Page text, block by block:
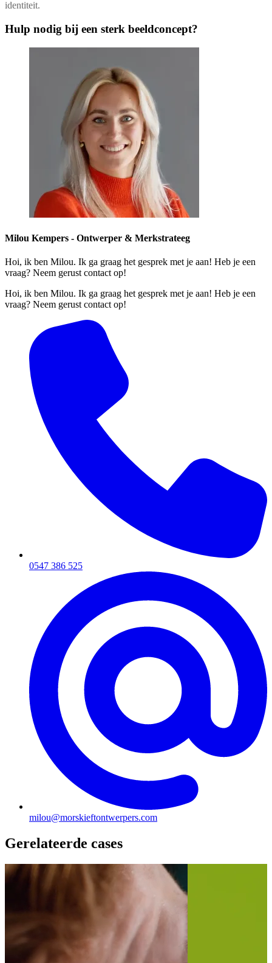
identiteit.
Hulp nodig bij een sterk beeldconcept?
Milou Kempers - Ontwerper & Merkstrateeg
Hoi, ik ben Milou. Ik ga graag het gesprek met je aan! Heb je een
vraag? Neem gerust contact op!
Hoi, ik ben Milou. Ik ga graag het gesprek met je aan! Heb je een
vraag? Neem gerust contact op!
0547 386 525
milou@morskieftontwerpers.com
Gerelateerde cases